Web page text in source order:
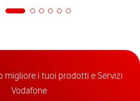
migliore i tuoi prodotti e Servizi
Vodafone